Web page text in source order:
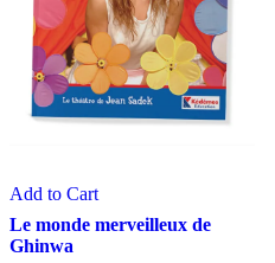
Add to Cart
Le monde merveilleux de
Ghinwa